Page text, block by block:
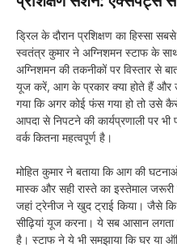
ड्रिल के दौरान प्रशिक्षण का हिस्सा
स्वतंत्र कुमार ने अग्निशमन स्टाफ के
अग्निशमन की तकनीकों पर विस्तार से
यूज करें, आग के प्रकार क्या होते हैं और
गया कि अगर कोई फंस गया हो तो उसे
आपदा से निपटने की कार्यप्रणाली पर
वर्क कितना महत्वपूर्ण है।
मोहित कुमार ने बताया कि आग की
मास्क और सही रास्ते का इस्तेमाल
जहां ट्रेनीज ने खुद ट्राई किया। जैसे
सीढ़ियां यूज करना। ये सब आसान लगता
है। स्टाफ ने ये भी समझाया कि घर या